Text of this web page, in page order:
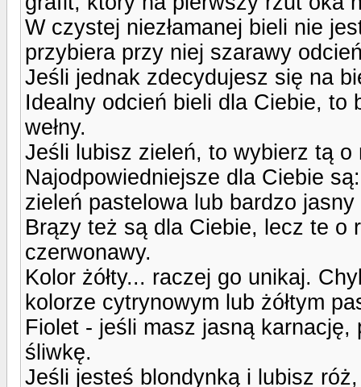
W czystej niezłamanej bieli nie
przybiera przy niej szarawy
Jeśli jednak zdecydujesz się na
Idealny odcień bieli dla Ciebie, to
wełny.
Jeśli lubisz zieleń, to wybierz tą o
Najodpowiedniejsze dla Ciebie
zieleń pastelowa lub bardzo
Brązy też są dla Ciebie, lecz te o
czerwonawy.
Kolor żółty... raczej go unikaj.
kolorze cytrynowym lub żółtym
Fiolet - jeśli masz jasną
śliwkę.
Jeśli jesteś blondynką i lubisz